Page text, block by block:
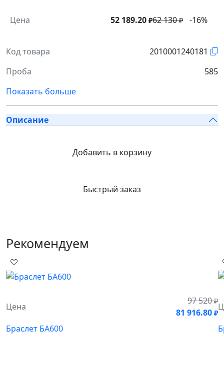
Цена 52 189.20 ₽62 130₽ -16%
Код товара
2010001240181
Проба
585
Показать больше
Описание
Добавить в корзину
Быстрый заказ
Рекомендуем
Цена
97 520₽
81 916.80 ₽
Браслет БА600